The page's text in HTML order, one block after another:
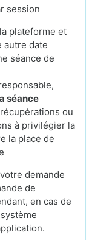
session
plateforme et
autre date
séance de
séance
ou
à privilégier la
la place de
demande
de
en cas de